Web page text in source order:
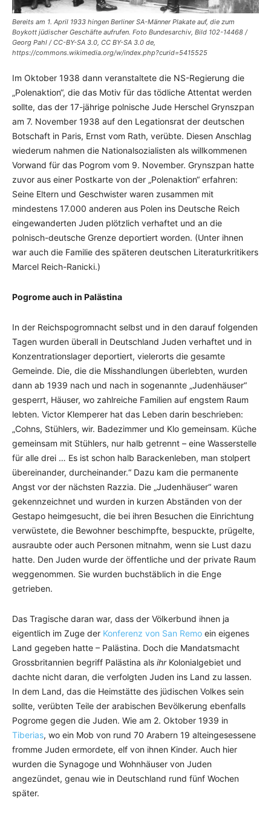
Bereits am 1. April 1933 hingen Berliner SA-Männer Plakate auf, die zum
Boykott jüdischer Geschäfte aufrufen. Foto Bundesarchiv, Bild 102-14468 /
Georg Pahl / CC-BY-SA 3.0, CC BY-SA 3.0 de,
https://commons.wikimedia.org/w/index.php?curid=5415525
Im Oktober 1938 dann veranstaltete die NS-Regierung die
„Polenaktion“, die das Motiv für das tödliche Attentat werden
sollte, das der 17-jährige polnische Jude Herschel Grynszpan
am 7. November 1938 auf den Legationsrat der deutschen
Botschaft in Paris, Ernst vom Rath, verübte. Diesen Anschlag
wiederum nahmen die Nationalsozialisten als willkommenen
Vorwand für das Pogrom vom 9. November. Grynszpan hatte
zuvor aus einer Postkarte von der „Polenaktion“ erfahren:
Seine Eltern und Geschwister waren zusammen mit
mindestens 17.000 anderen aus Polen ins Deutsche Reich
eingewanderten Juden plötzlich verhaftet und an die
polnisch-deutsche Grenze deportiert worden. (Unter ihnen
war auch die Familie des späteren deutschen Literaturkritikers
Marcel Reich-Ranicki.)
Pogrome auch in Palästina
In der Reichspogromnacht selbst und in den darauf folgenden
Tagen wurden überall in Deutschland Juden verhaftet und in
Konzentrationslager deportiert, vielerorts die gesamte
Gemeinde. Die, die die Misshandlungen überlebten, wurden
dann ab 1939 nach und nach in sogenannte „Judenhäuser“
gesperrt, Häuser, wo zahlreiche Familien auf engstem Raum
lebten. Victor Klemperer hat das Leben darin beschrieben:
„Cohns, Stühlers, wir. Badezimmer und Klo gemeinsam. Küche
gemeinsam mit Stühlers, nur halb getrennt – eine Wasserstelle
für alle drei … Es ist schon halb Barackenleben, man stolpert
übereinander, durcheinander.“ Dazu kam die permanente
Angst vor der nächsten Razzia. Die „Judenhäuser“ waren
gekennzeichnet und wurden in kurzen Abständen von der
Gestapo heimgesucht, die bei ihren Besuchen die Einrichtung
verwüstete, die Bewohner beschimpfte, bespuckte, prügelte,
ausraubte oder auch Personen mitnahm, wenn sie Lust dazu
hatte. Den Juden wurde der öffentliche und der private Raum
weggenommen. Sie wurden buchstäblich in die Enge
getrieben.
Das Tragische daran war, dass der Völkerbund ihnen ja
eigentlich im Zuge der Konferenz von San Remo ein eigenes
Land gegeben hatte – Palästina. Doch die Mandatsmacht
Grossbritannien begriff Palästina als ihrKolonialgebiet und
dachte nicht daran, die verfolgten Juden ins Land zu lassen.
In dem Land, das die Heimstätte des jüdischen Volkes sein
sollte, verübten Teile der arabischen Bevölkerung ebenfalls
Pogrome gegen die Juden. Wie am 2. Oktober 1939 in
Tiberias, wo ein Mob von rund 70 Arabern 19 alteingesessene
fromme Juden ermordete, elf von ihnen Kinder. Auch hier
wurden die Synagoge und Wohnhäuser von Juden
angezündet, genau wie in Deutschland rund fünf Wochen
später.